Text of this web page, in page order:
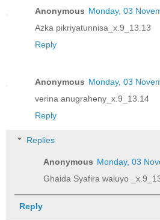
Anonymous Monday, 03
Azka pikriyatunnisa_x.9_13.13
Reply
Anonymous Monday, 03
verina anugraheny_x.9_13.14
Reply
Replies
Anonymous Monday, 03
Ghaida Syafira waluyo
Reply